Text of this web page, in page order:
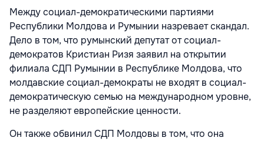
Между социал-демократическими партиями
Республики Молдова и Румынии назревает скандал.
Дело в том, что румынский депутат от социал-
демократов Кристиан Ризя заявил на открытии
филиала СДП Румынии в Республике Молдова, что
молдавские социал-демократы не входят в социал-
демократическую семью на международном уровне,
не разделяют европейские ценности.
Он также обвинил СДП Молдовы в том, что она